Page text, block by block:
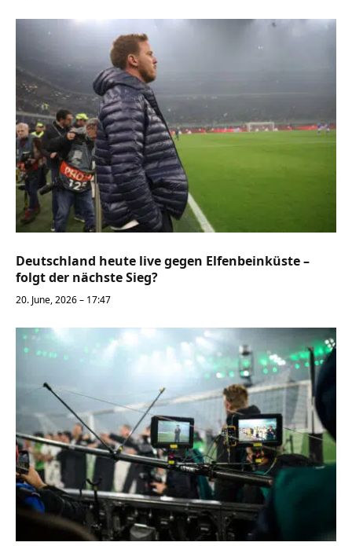
Deutschland heute live gegen Elfenbeinküste –
folgt der nächste Sieg?
20. June, 2026 – 17:47